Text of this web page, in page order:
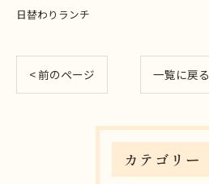
日替わりランチ
< 前のページ 一覧に戻る
カテゴリー